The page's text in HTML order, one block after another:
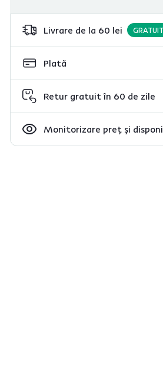
Livrare de la 60 lei
Plată
Retur gratuit în 60 de zile
Monitorizare preț și